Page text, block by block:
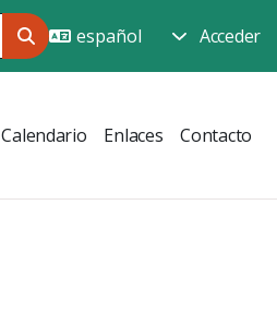
Acceder
Calendario Enlaces Contacto